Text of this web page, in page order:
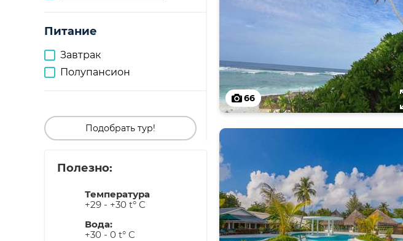
Питание
Завтрак
Полупансион
Подобрать тур!
Полезно:
Температура
+29 - +30 t° C
Вода:
+30 - 0 t° C
66